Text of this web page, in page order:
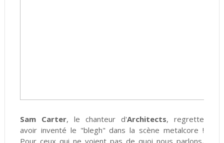
Sam Carter, le chanteur d'Architects, regrette
avoir inventé le "blegh" dans la scène metalcore !
Pour ceux qui ne voient pas de quoi nous parlons,